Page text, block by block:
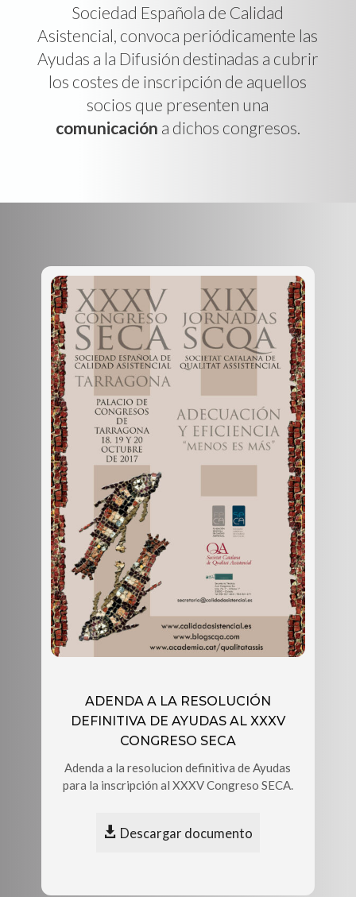
Sociedad Española de Calidad
Asistencial, convoca periódicamente las
Ayudas a la Difusión destinadas a cubrir
los costes de inscripción de aquellos
socios que presenten una
comunicación a dichos congresos.
ADENDA A LA RESOLUCIÓN
DEFINITIVA DE AYUDAS AL XXXV
CONGRESO SECA
Adenda a la resolucion definitiva de Ayudas
para la inscripción al XXXV Congreso SECA.
Descargar documento